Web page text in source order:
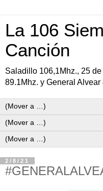
La 106
Canción
Saladillo 106,1Mhz., 25
89.1Mhz. y General Alvear
2/8/21